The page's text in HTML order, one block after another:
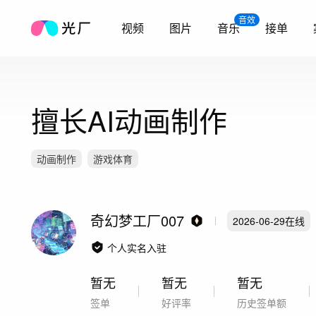
视频 图片
音效
音乐 接单
擅长AI动画制作
动画制作 游戏体育
奇幻梦工厂007 2026-06-29在线
个人实名入驻
暂无
签单
暂无
好评率
暂无
历史签单额